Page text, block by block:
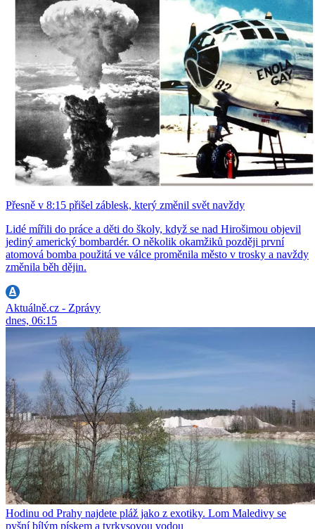
Přesně v 8:15 přišel záblesk, který změnil svět navždy
Lidé mířili do práce a děti do školy, když se nad Hirošimou objevil
jediný americký bombardér. O několik okamžiků později první
atomová bomba použitá ve válce proměnila město v trosky a navždy
změnila běh dějin.
Aktuálně.cz - Zprávy
dnes, 06:15
Hodinu od Prahy najdete pláž jako z exotiky. Lom Maledivy se
pyšní bílým pískem a tyrkysovou vodou